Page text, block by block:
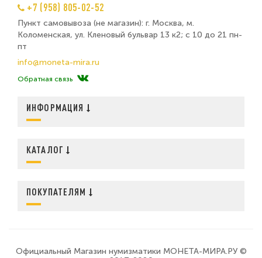
+7 (958) 805-02-52
Пункт самовывоза (не магазин): г. Москва, м.
Коломенская, ул. Кленовый бульвар 13 к2; с 10 до 21 пн-
пт
info@moneta-mira.ru
Обратная связь
ИНФОРМАЦИЯ
КАТАЛОГ
ПОКУПАТЕЛЯМ
Официальный Магазин нумизматики МОНЕТА-МИРА.РУ ©